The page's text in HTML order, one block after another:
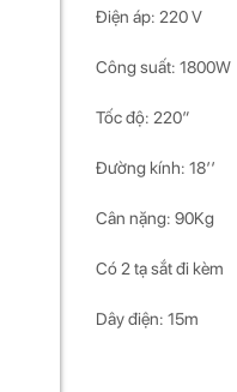
Điện áp: 220 V
Công suất: 1800W
Tốc độ: 220”
Đường kính: 18’’
Cân nặng: 90Kg
Có 2 tạ sắt đi kèm
Dây điện: 15m